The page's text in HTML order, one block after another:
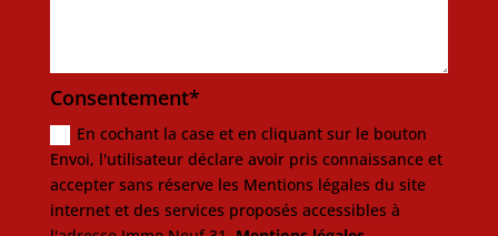
Consentement*
En cochant la case et en cliquant sur le bouton
Envoi, l'utilisateur déclare avoir pris connaissance et
accepter sans réserve les Mentions légales du site
internet et des services proposés accessibles à